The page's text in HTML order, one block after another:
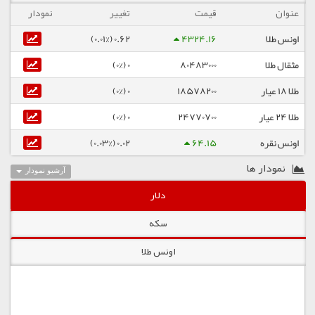
عنوان
قیمت تغییر
نمودار
اونس طلا
4324.16
0.62 (0.01%)
مثقال طلا
80483000
0 (0%)
طلا ۱۸ عیار
18578200
0 (0%)
طلا ۲۴ عیار
24770700
0 (0%)
اونس نقره
64.15
0.02 (0.03%)
آرشیو نمودار نمودار ها
دلار
سکه
اونس طلا